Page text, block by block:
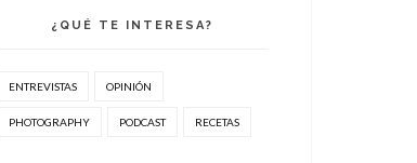
¿QUÉ TE INTERESA?
ENTREVISTAS OPINIÓN
PHOTOGRAPHY PODCAST RECETAS